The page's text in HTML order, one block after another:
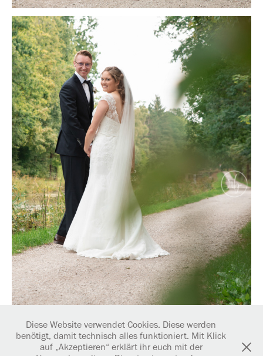
Diese Website verwendet Cookies. Diese werden
benötigt, damit technisch alles funktioniert. Mit Klick
auf „Akzeptieren“ erklärt ihr euch mit der